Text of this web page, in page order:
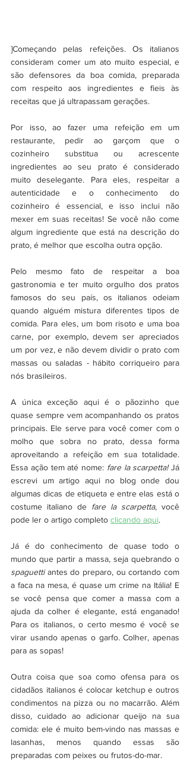
]Começando pelas refeições. Os italianos
consideram comer um ato muito especial, e
são defensores da boa comida, preparada
com respeito aos ingredientes e fieis às
receitas que já ultrapassam gerações.
Por isso, ao fazer uma refeição em um
restaurante, pedir ao garçom que o
cozinheiro substitua ou acrescente
ingredientes ao seu prato é considerado
muito deselegante. Para eles, respeitar a
autenticidade e o conhecimento do
cozinheiro é essencial, e isso inclui não
mexer em suas receitas! Se você não come
algum ingrediente que está na descrição do
prato, é melhor que escolha outra opção.
Pelo mesmo fato de respeitar a boa
gastronomia e ter muito orgulho dos pratos
famosos do seu país, os italianos odeiam
quando alguém mistura diferentes tipos de
comida. Para eles, um bom risoto e uma boa
carne, por exemplo, devem ser apreciados
um por vez, e não devem dividir o prato com
massas ou saladas - hábito corriqueiro para
nós brasileiros.
A única exceção aqui é o pãozinho que
quase sempre vem acompanhando os pratos
principais. Ele serve para você comer com o
molho que sobra no prato, dessa forma
aproveitando a refeição em sua totalidade.
Essa ação tem até nome: fare la scarpetta! Já
escrevi um artigo aqui no blog onde dou
algumas dicas de etiqueta e entre elas está o
costume italiano de fare la scarpetta, você
pode ler o artigo completo clicando aqui.
Já é do conhecimento de quase todo o
spaguetti antes do preparo, ou cortando com
a faca na mesa, é quase um crime na Itália! E
se você pensa que comer a massa com a
ajuda da colher é elegante, está enganado!
Para os italianos, o certo mesmo é você se
virar usando apenas o garfo. Colher, apenas
para as sopas!
Outra coisa que soa como ofensa para os
cidadãos italianos é colocar ketchup e outros
condimentos na pizza ou no macarrão. Além
disso, cuidado ao adicionar queijo na sua
comida: ele é muito bem-vindo nas massas e
lasanhas, menos quando essas são
preparadas com peixes ou frutos-do-mar.